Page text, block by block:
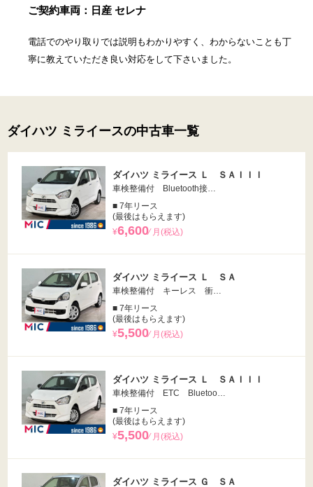
ご契約車両：日産 セレナ
電話でのやり取りでは説明もわかりやすく、わからないことも丁
寧に教えていただき良い対応をして下さいました。
ダイハツ ミライースの中古車一覧
ダイハツ ミライース Ｌ ＳＡＩＩＩ
車検整備付 Bluetooth接…
■ 7年リース
(最後はもらえます)
¥6,600⁄ 月(税込)
ダイハツ ミライース Ｌ ＳＡ
車検整備付 キーレス 衝…
■ 7年リース
(最後はもらえます)
¥5,500⁄ 月(税込)
ダイハツ ミライース Ｌ ＳＡＩＩＩ
車検整備付 ETC Bluetoo…
■ 7年リース
(最後はもらえます)
¥5,500⁄ 月(税込)
ダイハツ ミライース Ｇ ＳＡ